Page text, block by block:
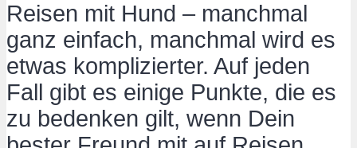
Reisen mit Hund – manchmal
ganz einfach, manchmal wird es
etwas komplizierter. Auf jeden
Fall gibt es einige Punkte, die es
zu bedenken gilt, wenn Dein